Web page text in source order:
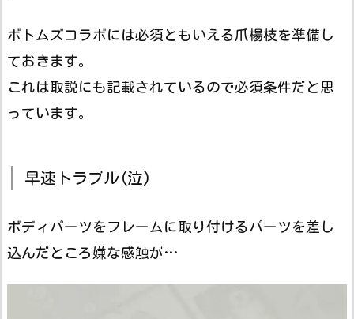
ボトムズコラボには必須ともいえる爪楊枝を準備し
ておきます。
これは取説にも記載されているので必須条件だと思
っています。
早速トラブル(泣)
ボディパーツをフレームに取り付けるパーツを差し
込んだところ嫌な感触が…